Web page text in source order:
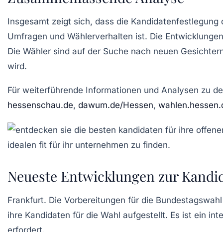
Insgesamt zeigt sich, dass die Kandidatenfestlegung
Umfragen und Wählerverhalten ist. Die
Die Wähler sind auf der Suche nach neuen
wird.
Für weiterführende Informationen und Analysen zu
hessenschau.de, dawum.de/Hessen,
Neueste Entwicklungen zur
Frankfurt. Die Vorbereitungen für die
ihre Kandidaten für die Wahl aufgestellt. Es ist ein
erfordert.